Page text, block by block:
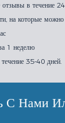
в течение
на которые можно
1 неделю
35-40 дней.
С Нами